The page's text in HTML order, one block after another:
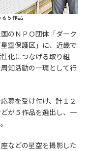
５作品
のＮＰＯ団体「ダーク
空保護区」に、近畿で
化につなげる取り組
知活動の一環として行
募を受け付け、計１２
が５作品を選出し、一
などの星空を撮影した